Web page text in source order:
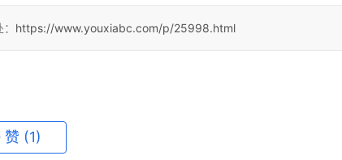
https://www.youxiabc.com/p/25998.html
赞 (1)